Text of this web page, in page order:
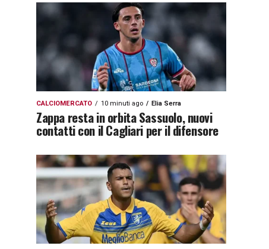
CALCIOMERCATO 10 minuti ago Elia Serra
Zappa resta in orbita Sassuolo, nuovi
contatti con il Cagliari per il difensore